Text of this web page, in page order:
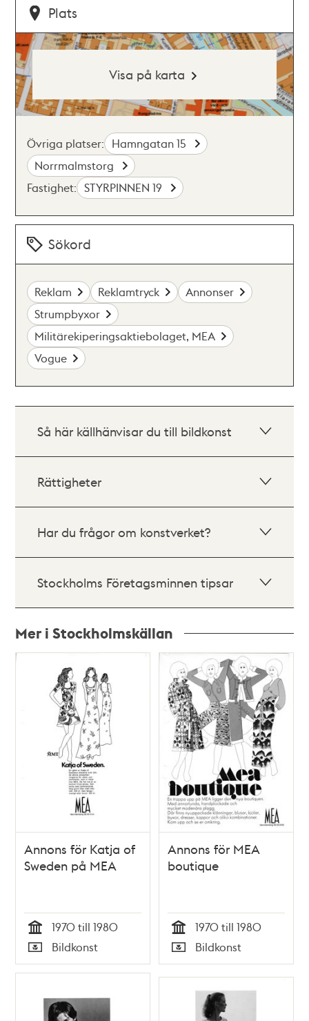
Plats
Visa på karta
Övriga platser: Hamngatan 15
Norrmalmstorg
Fastighet: STYRPINNEN 19
Sökord
Reklam Reklamtryck
Annonser
Strumpbyxor
Militärekiperingsaktiebolaget, MEA
Vogue
Så här källhänvisar du till bildkonst
Rättigheter
Har du frågor om konstverket?
Stockholms Företagsminnen tipsar
Mer i Stockholmskällan
Relaterade
Annons för Katja of
Sweden på MEA
Tid
1970 till 1980
Typ
Bildkonst
Annons för MEA
boutique
Tid
1970 till 1980
Typ
Bildkonst